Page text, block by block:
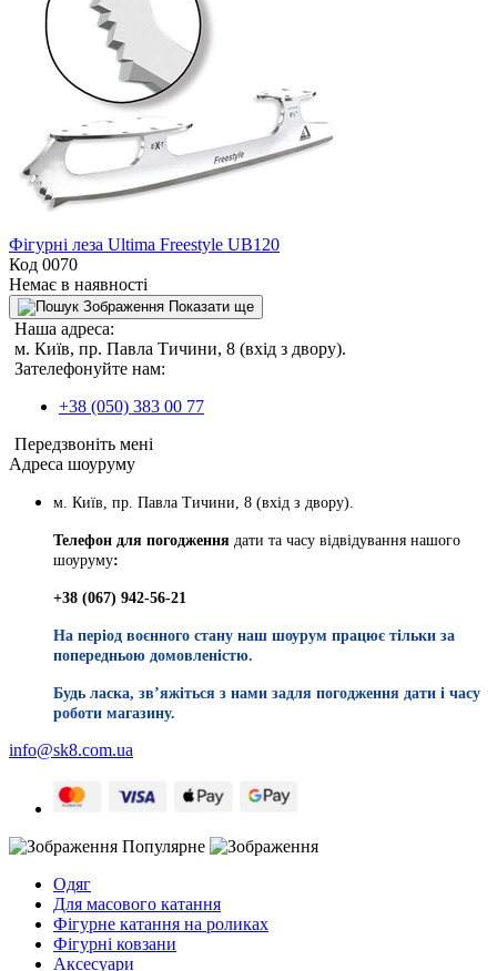
Фігурні леза Ultima Freestyle UB120
Код 0070
Немає в наявності
Показати ще
Наша адреса:
м. Київ, пр. Павла Тичини, 8 (вхід з двору).
Зателефонуйте нам:
+38 (050) 383 00 77
Передзвоніть мені
Адреса шоуруму
м. Київ, пр. Павла Тичини, 8 (вхід з двору).
Телефон для погодження дати та часу відвідування нашого
шоуруму:
+38 (067) 942-56-21
На період воєнного стану наш шоурум працює тільки за
попередньою домовленістю.
Будь ласка, звʼяжіться з нами задля погодження дати і часу
роботи магазину.
info@sk8.com.ua
Популярне
Одяг
Для масового катання
Фігурне катання на роликах
Фігурні ковзани
Аксесуари